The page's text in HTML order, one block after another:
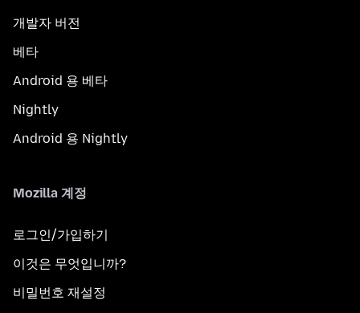
개발자 버전
베타
Android 용 베타
Nightly
Android 용 Nightly
Mozilla 계정
로그인/가입하기
이것은 무엇입니까?
비밀번호 재설정